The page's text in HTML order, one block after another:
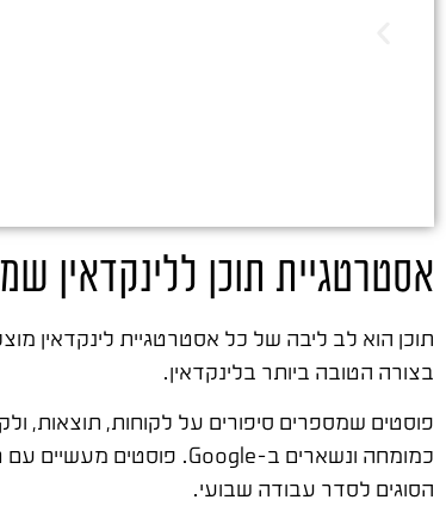
אסטרטגיית תוכן ללינקדאין
תוכן הוא לב ליבה של כל אסטרטגיית לינקדאין
בצורה הטובה ביותר בלינקדאין.
כמומחה ונשארים ב-Google. פוסטים מעשיים עם טיפים וכלים – אלו מקבלים שיתופים ומביאים עוקבים חדשים.
הסוגים לסדר עבודה שבועי.